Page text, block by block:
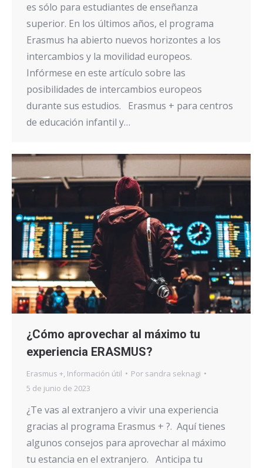
es sólo para estudiantes de enseñanza
superior. En los últimos años, el programa
Erasmus ha abierto nuevos horizontes a los
intercambios y la movilidad europeos.
Infórmese en este artículo sobre las
posibilidades de intercambios europeos
durante sus estudios. Erasmus + para centros
de educación infantil y…
¿Cómo aprovechar al máximo tu
experiencia ERASMUS?
Erasmus + Información útil Por sandra seknagi
5 de junio de 2023
¿Te vas al extranjero a vivir una experiencia
gracias al programa Erasmus + ?. Aquí tienes
algunos consejos para aprovechar al máximo
tu estancia en el extranjero. Anticipa tu